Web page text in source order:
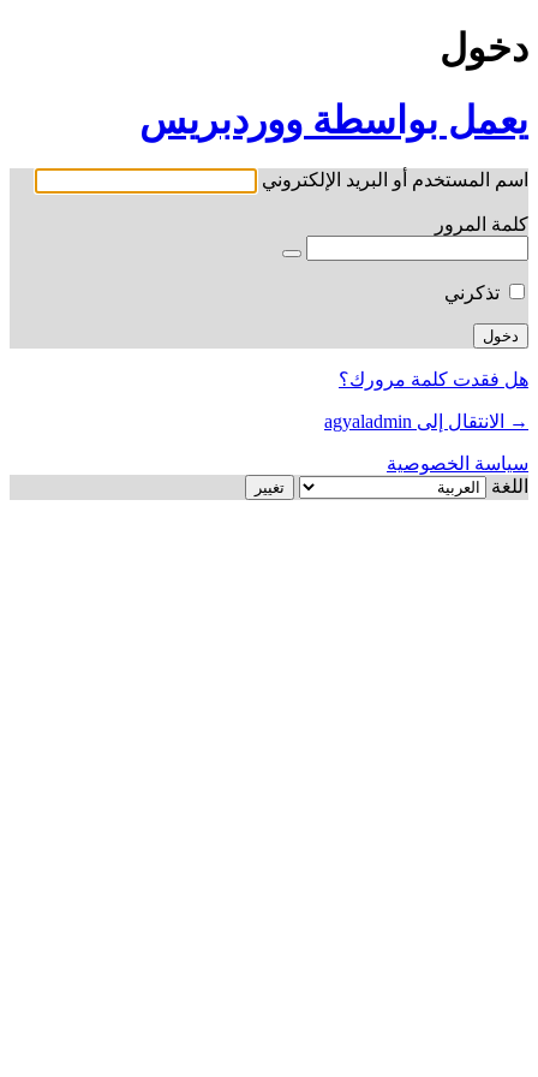
دخول
يعمل بواسطة ووردبريس
اسم المستخدم أو البريد الإلكتروني
كلمة المرور
تذكرني
هل فقدت كلمة مرورك؟
→ الانتقال إلى agyaladmin
سياسة الخصوصية
اللغة